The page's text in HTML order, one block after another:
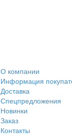
О компании
Информация
Доставка
Спецпредложения
Новинки
Заказ
Контакты